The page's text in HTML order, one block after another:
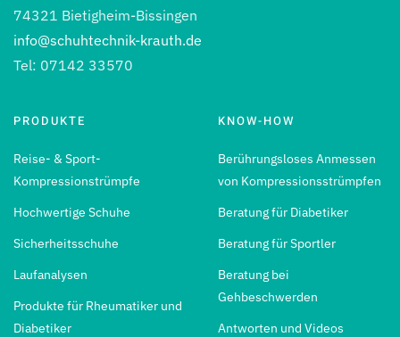
74321 Bietigheim-Bissingen
info@schuhtechnik-krauth.de
Tel: 07142 33570
PRODUKTE
Reise- & Sport-
Kompressionstrümpfe
Hochwertige Schuhe
Sicherheitsschuhe
Laufanalysen
Produkte für Rheumatiker und
Diabetiker
KNOW-HOW
Berührungsloses Anmessen
von Kompressionsstrümpfen
Beratung für Diabetiker
Beratung für Sportler
Beratung bei
Gehbeschwerden
Antworten und Videos